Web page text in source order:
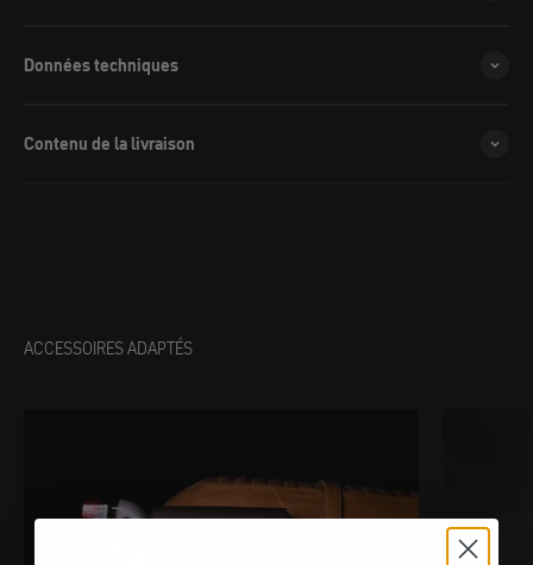
Données techniques
Contenu de la livraison
ACCESSOIRES ADAPTÉS